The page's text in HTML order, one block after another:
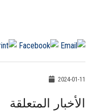
2024-01-11
الأخبار المتعلقة